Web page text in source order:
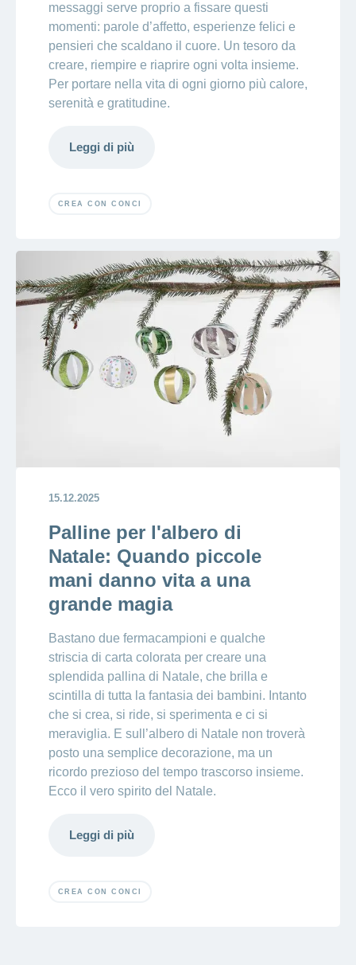
messaggi serve proprio a fissare questi
momenti: parole d’affetto, esperienze felici e
pensieri che scaldano il cuore. Un tesoro da
creare, riempire e riaprire ogni volta insieme.
Per portare nella vita di ogni giorno più calore,
serenità e gratitudine.
Leggi di più
CREA CON CONCI
15.12.2025
Palline per l'albero di
Natale: Quando piccole
mani danno vita a una
grande magia
Bastano due fermacampioni e qualche
striscia di carta colorata per creare una
splendida pallina di Natale, che brilla e
scintilla di tutta la fantasia dei bambini. Intanto
che si crea, si ride, si sperimenta e ci si
meraviglia. E sull’albero di Natale non troverà
posto una semplice decorazione, ma un
ricordo prezioso del tempo trascorso insieme.
Ecco il vero spirito del Natale.
Leggi di più
CREA CON CONCI